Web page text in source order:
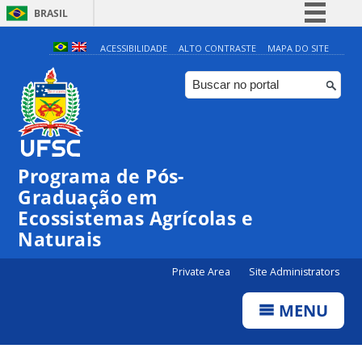
BRASIL
Simplifique!
Comunica BR
Participe
ACESSIBILIDADE ALTO CONTRASTE MAPA DO SITE
Programa de Pós-
Graduação em
Ecossistemas Agrícolas e
Naturais
Private Area Site Administrators
MENU